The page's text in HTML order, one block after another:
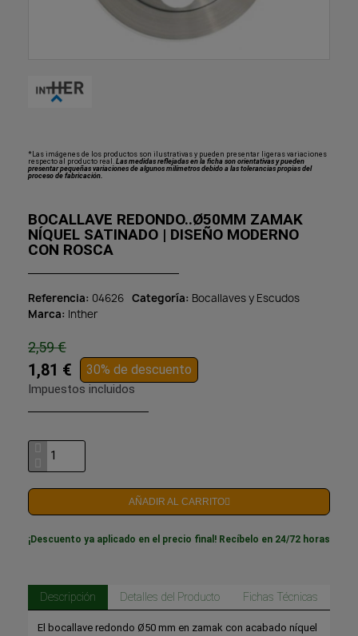
*Las imágenes de los productos son ilustrativas y pueden presentar ligeras variaciones
respecto al producto real. Las medidas reflejadas en la ficha son orientativas y pueden
presentar pequeñas variaciones de algunos milímetros debido a las tolerancias propias del
proceso de fabricación.
BOCALLAVE REDONDO..Ø50MM ZAMAK
NÍQUEL SATINADO | DISEÑO MODERNO
CON ROSCA
Referencia 04626 Categoría Bocallaves y Escudos
Marca Inther
2,59 €
1,81 € 30% de descuento
Impuestos incluidos
AÑADIR AL CARRITO
¡Descuento ya aplicado en el precio final! Recíbelo en 24/72 horas
Descripción Detalles del Producto Fichas Técnicas
El bocallave redondo Ø50 mm en zamak con acabado níquel